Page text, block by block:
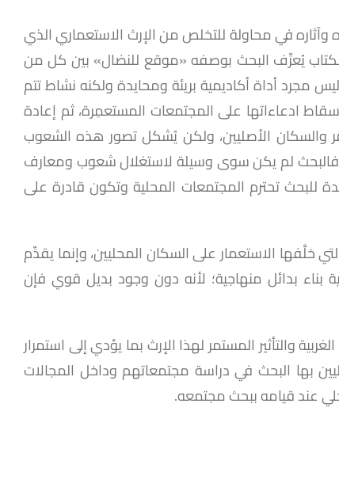
في محاولة للتخلص من الإرث الاستعماري الذي
يُعرِّف البحث بوصفه «موقع للنضال» بين كل من
مجرد أداة أكاديمية بريئة ومحايدة ولكنه نشاط تتم
ادعاءاتها على المجتمعات المستعمِرة، ثم إعادة
الأصليين، ولكن يُشكل تصور هذه الشعوب
فالبحث لم يكن سوى وسيلة لاستغلال شعوب ومعارف
للبحث تحترم المجتمعات المحلية وتكون قادرة على
خلَّفها الاستعمار على السكان المحليين، وإنما يقدِّم
بناء بدائل منهاجية؛ لأنه دون وجود بديل قوي فإن
والتأثير المستمر لهذا الإرث بما يؤدي إلى استمرار
بها البحث في دراسة مجتمعاتهم وداخل المجالات
عند قيامه ببحث مجتمعه.